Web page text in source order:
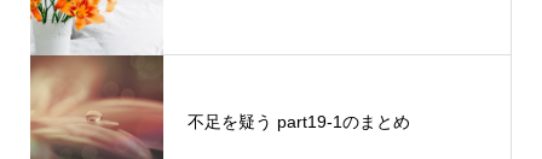
不足を疑う part19-1のまとめ